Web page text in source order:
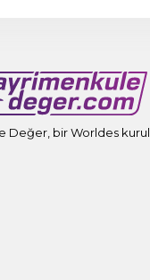
Değer, bir Worldes